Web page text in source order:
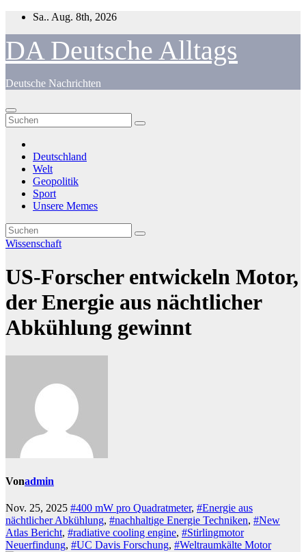
Zum
springen
Sa.. Aug. 8th, 2026
DA Deutsche Alltags
Deutsche Nachrichten
Deutschland
Welt
Geopolitik
Sport
Unsere Memes
Wissenschaft
US-Forscher entwickeln Motor,
der Energie aus nächtlicher
Abkühlung gewinnt
Vonadmin
Nov. 25, 2025 #400 mW pro Quadratmeter, #Energie aus
nächtlicher Abkühlung, #nachhaltige Energie Techniken, #New
Atlas Bericht, #radiative cooling engine, #Stirlingmotor
Neuerfindung, #UC Davis Forschung, #Weltraumkälte Motor